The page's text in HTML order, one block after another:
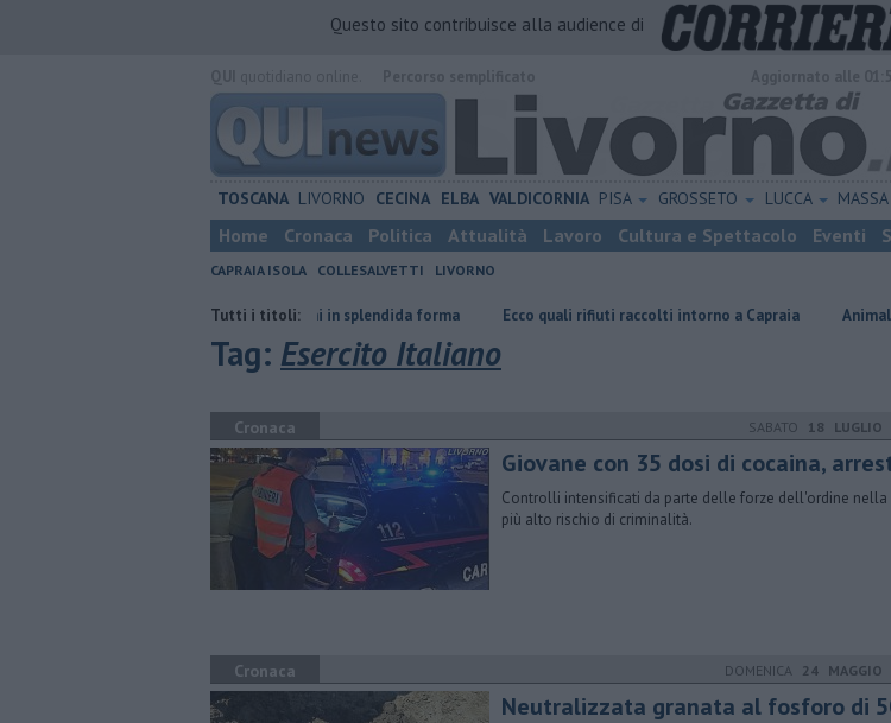
Questo sito contribuisce alla audience di
TOSCANA LIVORNO CECINA ELBA VALDICORNIA PISA GROSSETO LUCCA
Home Cronaca Politica Attualità Lavoro Cultura e Spettacolo Eventi
CAPRAIA ISOLA COLLESALVETTI LIVORNO
Tutti i titoli:
Nonna Licia, 101 anni in splendida forma Ecco quali rifiuti raccolti intorno a Capraia Animali in città,
Tag: Esercito Italiano
Cronaca SABATO 18 LUGLIO
Giovane con 35 dosi di cocaina,
Controlli intensificati da parte delle forze dell'ordine nella
più alto rischio di criminalità.
Cronaca DOMENICA 24 MAGGIO
Neutralizzata granata al fosforo di